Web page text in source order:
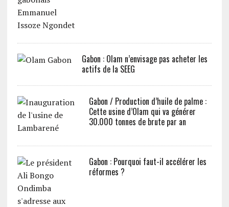
Gabon : Olam n’envisage pas acheter les
actifs de la SEEG
Gabon / Production d’huile de palme :
Cette usine d’Olam qui va générer
30.000 tonnes de brute par an
Gabon : Pourquoi faut-il accélérer les
réformes ?